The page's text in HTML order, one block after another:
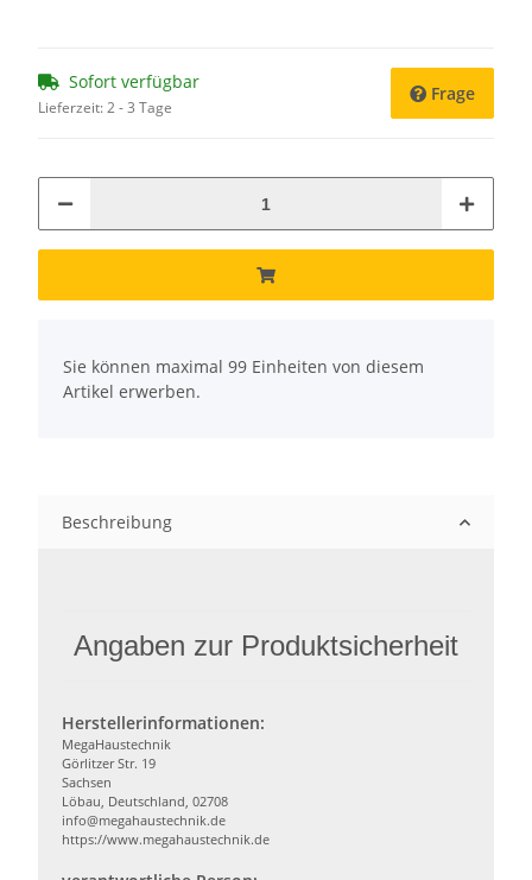
Sofort verfügbar
Lieferzeit:2 - 3 Tage
Frage
Sie können maximal 99 Einheiten von diesem
Artikel erwerben.
Beschreibung
Angaben zur Produktsicherheit
Herstellerinformationen:
MegaHaustechnik
Görlitzer Str. 19
Sachsen
Löbau, Deutschland, 02708
info@megahaustechnik.de
https://www.megahaustechnik.de